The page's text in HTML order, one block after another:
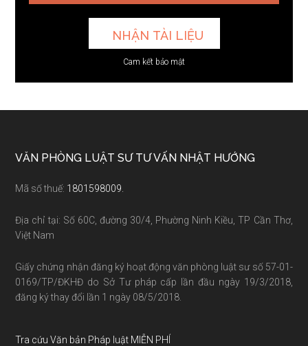
Cam kết bảo mật
Footer
VĂN PHÒNG LUẬT SƯ TƯ VẤN NHẬT HƯỚNG
Mã số thuế: 1801598009.
Địa chỉ tại: Số 60C, đường 30/4, Phường Ninh Kiều, TP Cần Thơ,
Việt Nam
Giấy chứng nhận đăng ký hoạt động văn phòng luật sư số 57-01-
0169/TP/ĐKHĐ do Sở Tư pháp cấp lần đầu ngày 19/3/2018,
đăng ký thay đổi lần 1 ngày 08/5/2018.
Tra cứu Văn bản Pháp luật MIỄN PHÍ